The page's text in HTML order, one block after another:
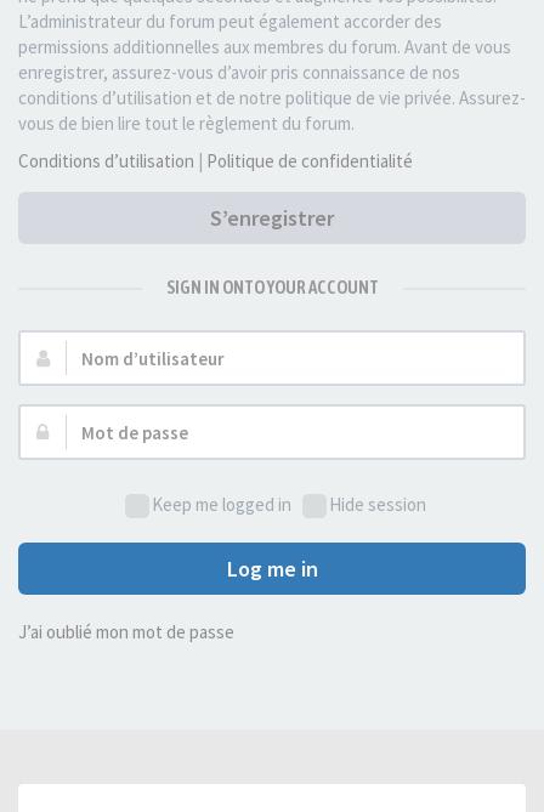
L’administrateur du forum peut également accorder des
permissions additionnelles aux membres du forum. Avant de vous
enregistrer, assurez-vous d’avoir pris connaissance de nos
conditions d’utilisation et de notre politique de vie privée. Assurez-
vous de bien lire tout le règlement du forum.
Conditions d’utilisation | Politique de confidentialité
S’enregistrer
SIGN IN ONTO YOUR ACCOUNT
Nom
d’utilisateur :
Mot
de
Keep me logged in
Hide session
Log me in
J’ai oublié mon mot de passe